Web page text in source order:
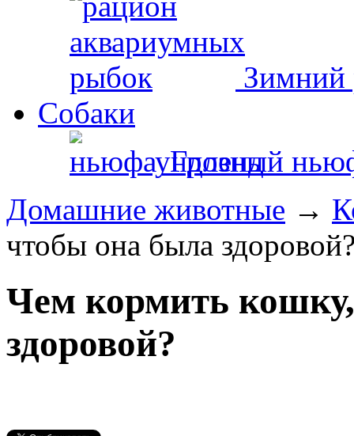
Зимний
Собаки
Грозный
Домашние животные →
чтобы она была
Чем кормить
здоровой?